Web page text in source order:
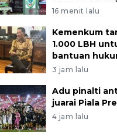
16 menit lalu
Kemenkum
1.000 LBH
bantuan
3 jam lalu
Adu pinalti
juarai Piala
4 jam lalu